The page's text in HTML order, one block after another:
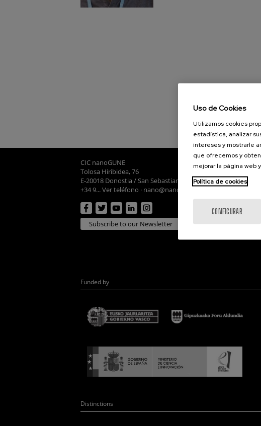
CIC nanoGUNE
Tolosa Hiribidea, 76
E-20018 Donostia / San Sebastian
+34 9... Ver teléfono · nano@nanogune.eu
Subscribe to our Newsletter
Funded by
Distinctions
Uso de Cookies
Utilizamos cookies
estadística, analizar
intereses y mostrarle
que ofrecemos y
mejorar la página web
Política de cookies
CONFIGURAR